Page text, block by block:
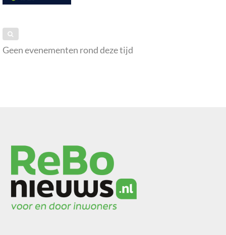
Geen evenementen rond deze tijd